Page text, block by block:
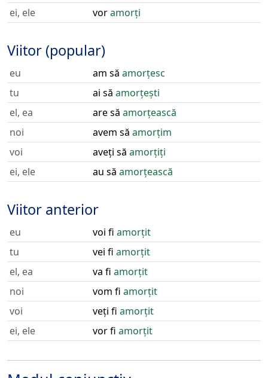
ei, ele
voramorți
Viitor (popular)
eu am să amorțesc
tu
ai să amorțești
el, ea
are să amorțească
noi
avem să amorțim
voi
aveți să amorțiți
ei, ele
au să amorțească
Viitor anterior
eu voi fi amorțit
tu
vei fi amorțit
el, ea
va fi amorțit
noi
vom fi amorțit
voi
veți fi amorțit
ei, ele
vor fi amorțit